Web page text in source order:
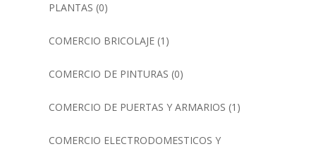
PLANTAS (0)
COMERCIO BRICOLAJE(1)
COMERCIO DE PINTURAS (0)
COMERCIO DE PUERTAS Y ARMARIOS (1)
COMERCIO ELECTRODOMESTICOS Y